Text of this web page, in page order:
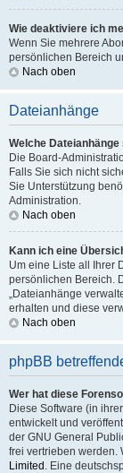
Wie deaktiviere ich
Wenn Sie mehrere
persönlichen Bereich
Nach oben
Dateianhänge
Welche
Die Board-
Falls Sie sich nicht
Sie Unterstützung
Administration.
Nach oben
Kann ich eine
Um eine Liste all Ihrer
persönlichen Bereich.
„Dateianhänge
erhalten und diese
Nach oben
phpBB
Wer hat diese
Diese Software (in
entwickelt und
der GNU General
frei vertrieben werden.
Limited . Eine